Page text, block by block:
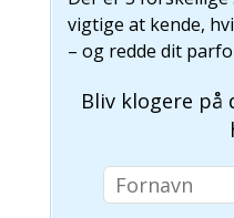
vigtige at kende,
– og redde dit
Bliv klogere på